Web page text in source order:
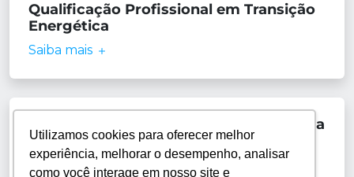
Utilizamos cookies para oferecer melhor
experiência, melhorar o desempenho, analisar
como você interage em nosso site e
Qualificação Profissional em Transição
Energética
Saiba mais
Qualificação Profissional em Tecnologia
Naval e Oceânica
Saiba mais